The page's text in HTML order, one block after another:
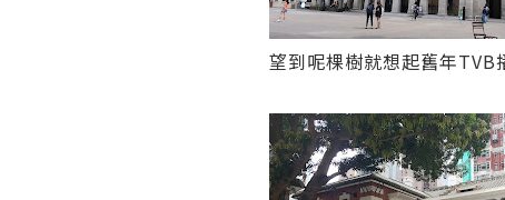
望到呢棵樹就想起舊年TVB